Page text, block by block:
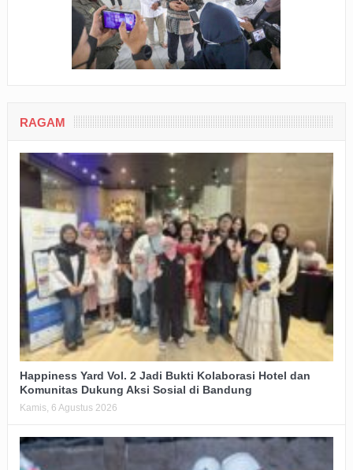
RAGAM
Happiness Yard Vol. 2 Jadi Bukti Kolaborasi Hotel dan
Komunitas Dukung Aksi Sosial di Bandung
Kamis, 6 Agustus 2026